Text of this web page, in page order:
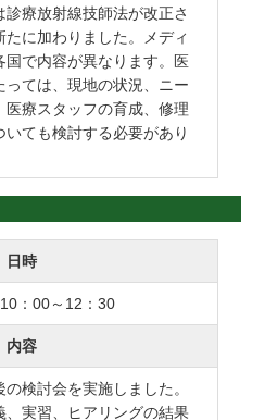
療放射線技師法が改正さ
に加わりました。メディ
国で内容が異なります。医
ては、現地の状況、ニー
医療スタッフの育成、修理
ても検討する必要があり
日時
：00～12：30
内容
検討会を実施しました。
、実習、ヒアリングの結果